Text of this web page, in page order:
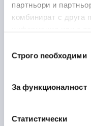
партньори и
комбинират с друга
наСтрого nеобходими
За функционалност
Статистически
Медицина и